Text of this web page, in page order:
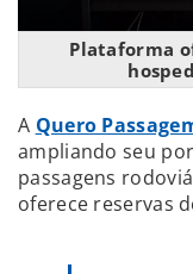
Plataforma
A Quero
ampliando seu
passagens
oferece reservas